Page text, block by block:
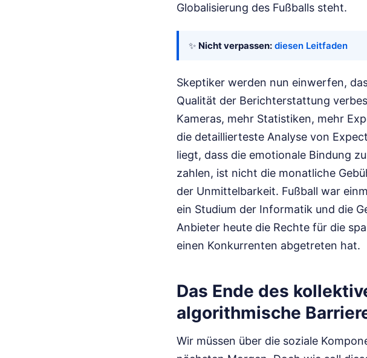
Globalisierung des Fußballs steht.
✨ Nicht verpassen: diesen Leitfaden
Skeptiker werden nun einwerfen,
Qualität der Berichterstattung
Kameras, mehr Statistiken, mehr
die detaillierteste Analyse von
liegt, dass die emotionale Bindung
zahlen, ist nicht die monatliche
der Unmittelbarkeit. Fußball war
ein Studium der Informatik und die
Anbieter heute die Rechte für die
einen Konkurrenten abgetreten hat.
Das Ende des
algorithmische
Wir müssen über die soziale